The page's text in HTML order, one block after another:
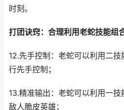
时刻。
打团诀窍：合理利用老蛇技能组
12.先手控制：老蛇可以利用二
行先手控制；
13.精准输出：老蛇可以利用一
敌人脆皮英雄；